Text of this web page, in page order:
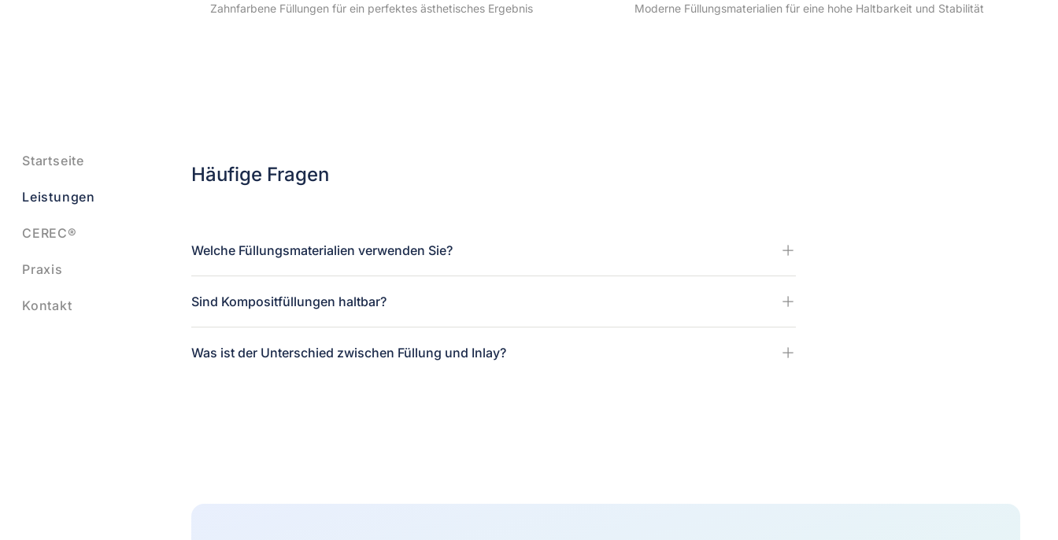
Startseite
Leistungen
CEREC®
Praxis
Kontakt
Zahnfarbene Füllungen für ein perfektes ästhetisches Ergebnis Moderne Füllungsmaterialien für eine hohe Haltbarkeit und Stabilität
Häufige Fragen
Welche Füllungsmaterialien verwenden Sie?
Sind Kompositfüllungen haltbar?
Was ist der Unterschied zwischen Füllung und Inlay?